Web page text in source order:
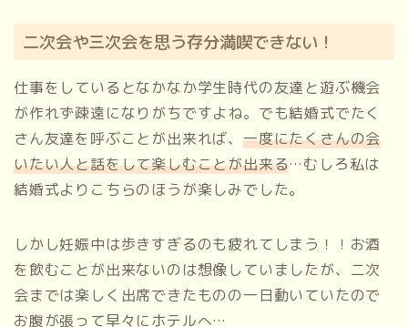
二次会や三次会を思う存分満喫できない！
仕事をしているとなかなか学生時代の友達と遊ぶ機会
が作れず疎遠になりがちですよね。でも結婚式でたく
さん友達を呼ぶことが出来れば、 一度にたくさんの会
いたい人と話をして楽しむことが出来る…むしろ私は
結婚式よりこちらのほうが楽しみでした。
しかし妊娠中は歩きすぎるのも疲れてしまう！！お酒
を飲むことが出来ないのは想像していましたが、二次
会までは楽しく出席できたものの一日動いていたので
お腹が張って早々にホテルへ…